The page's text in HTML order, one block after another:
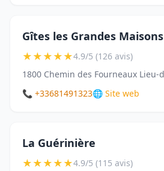
Gîtes les Grandes Maisons
★★★★★4.9/5 (126 avis)
📞 +33681491323🌐 Site web
La Guérinière
★★★★★4.9/5 (115 avis)